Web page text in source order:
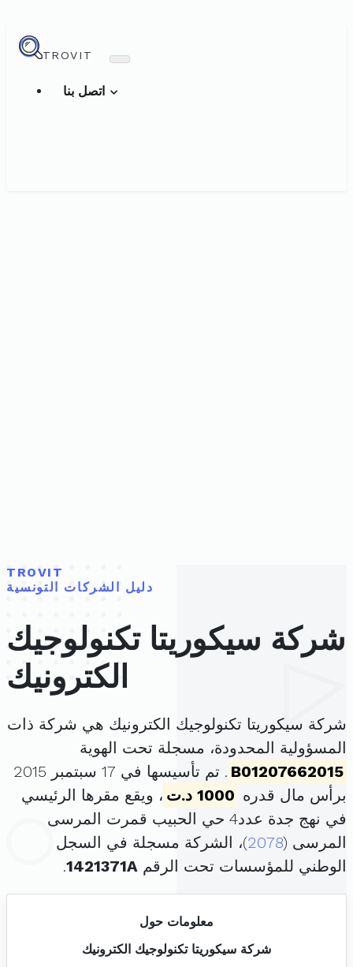
TROVIT
TROVIT
دليل الشركات التونسية
شركة سيكوريتا تكنولوجيك
الكترونيك
شركة سيكوريتا تكنولوجيك الكترونيك هي شركة ذات
المسؤولية المحدودة، مسجلة تحت الهوية
B01207662015
. تم تأسيسها في 17 سبتمبر 2015
برأس مال قدره 1000 د.ت
، ويقع مقرها الرئيسي
في نهج جدة عدد4 حي الحبيب قمرت المرسى
المرسى (2078)، الشركة مسجلة في السجل
الوطني للمؤسسات تحت الرقم 1421371A
.
معلومات حول
شركة سيكوريتا تكنولوجيك الكترونيك